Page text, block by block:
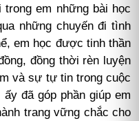
trong em những bài học
những chuyến đi tình
em học được tinh thần
đồng thời rèn luyện
và sự tự tin trong cuộc
đã góp phần giúp em
trang vững chắc cho